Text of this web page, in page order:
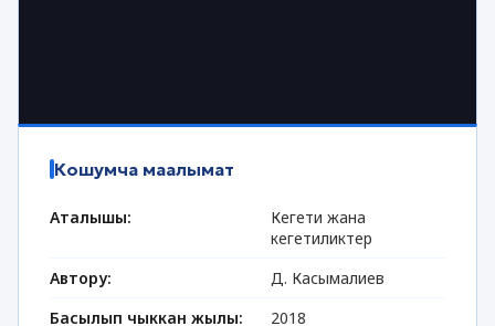
Кошумча маалымат
Аталышы:
Кегети жана
кегетиликтер
Автору:
Д. Касымалиев
Басылып чыккан жылы:
2018